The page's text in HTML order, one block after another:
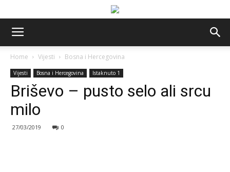
Home Vijesti Bosna i Hercegovina
Vijesti Bosna i Hercegovina Istaknuto 1
Briševo – pusto selo ali srcu
milo
27/03/2019 0